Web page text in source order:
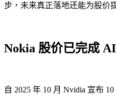
步，未来真正落地还能为股价
Nokia 股价已完成
自 2025 年 10 月 Nvidia 宣布